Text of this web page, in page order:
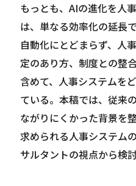
もっとも、AIの進化を人
は、単なる効率化の延長
自動化にとどまらず、人
定のあり方、制度との整
含めて、人事システムを
ている。本稿では、従来
ながりにくかった背景を
求められる人事システム
サルタントの視点から検討